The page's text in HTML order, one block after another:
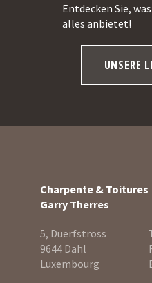
Entdecken Sie,
alles anbietet!
UNSERE
Charpente & Toitures
Garry Therres
5, Duerfstross
9644 Dahl
Luxembourg